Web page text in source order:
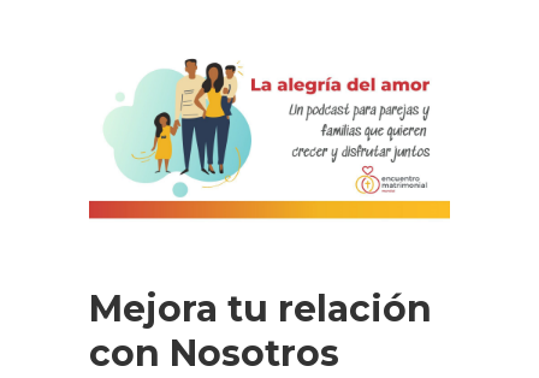
Mejora tu relación
con Nosotros